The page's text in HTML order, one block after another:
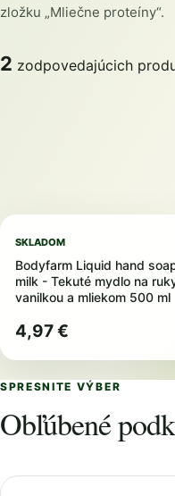
zložku „Mliečne proteíny“.
2 zodpovedajúcich
SKLADOM
Bodyfarm Liquid hand
milk - Tekuté mydlo na
vanilkou a mliekom 500 ml
4,97 €
SPRESNITE VÝBER
Obľúbené